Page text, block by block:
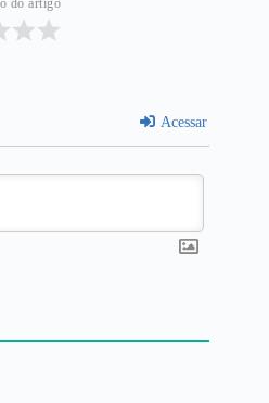
do artigo
Acessar